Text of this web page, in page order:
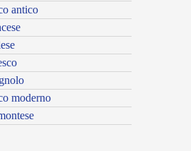
antico
moderno